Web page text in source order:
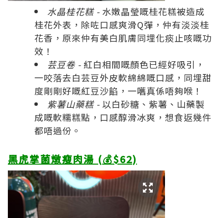
水晶桂花糕 - 水嫩晶瑩嘅桂花糕被造成
桂花外表，除咗口感爽滑Q彈，仲有淡淡桂
花香，原來仲有美白肌膚同埋化痰止咳嘅功
效！
芸豆卷 - 紅白相間嘅顏色已經好吸引，
一咬落去白芸豆外皮軟綿綿嘅口感，同埋甜
度剛剛好嘅紅豆沙餡，一嚿真係唔夠喉！
紫薯山藥糕 -以白砂糖、紫薯、山藥製
成嘅軟糯糕點，口感醇滑冰爽，想食返幾件
都唔過份。
黑虎掌菌燉瘦肉湯 (💰$62)